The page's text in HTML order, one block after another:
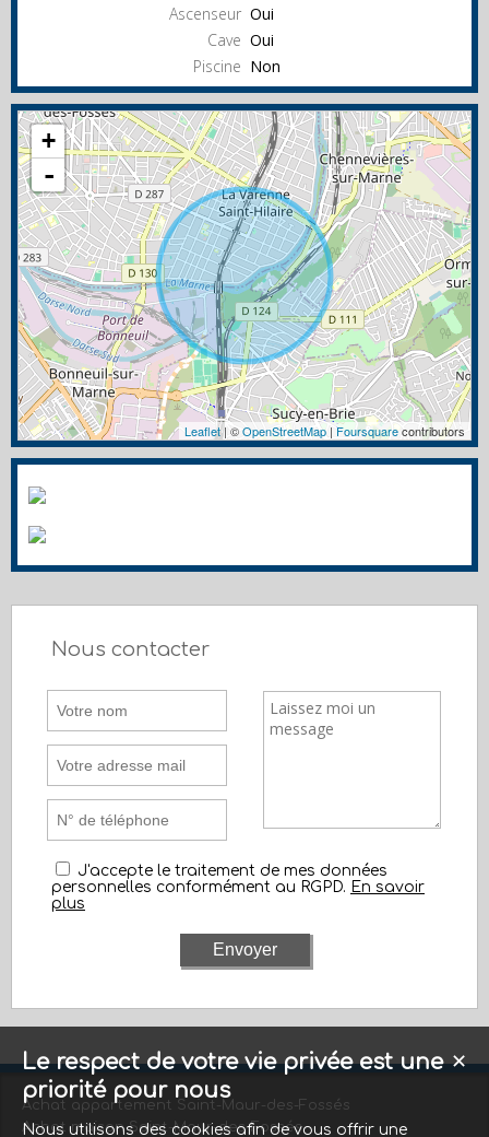
Ascenseur Oui
Cave Oui
Piscine Non
+
-
Leaflet| ©OpenStreetMap| Foursquarecontributors
Nous contacter
J'accepte le traitement de mes données
personnelles conformément au RGPD. En savoir
plus
Achat appartement Saint-Maur-des-Fossés
Achat maison Saint-Maur-des-Fossés
✕
Le respect de votre vie privée est une
priorité pour nous
Nous utilisons des cookies afin de vous offrir une